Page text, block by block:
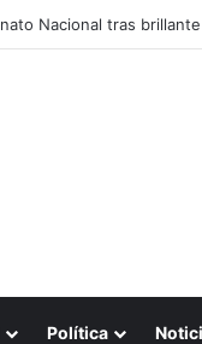
de energía a más de
Política